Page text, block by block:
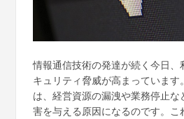
情報通信技術の発達が続く今日、
キュリティ脅威が高まっています
は、経営資源の漏洩や業務停止
害を与える原因になるのです。こ